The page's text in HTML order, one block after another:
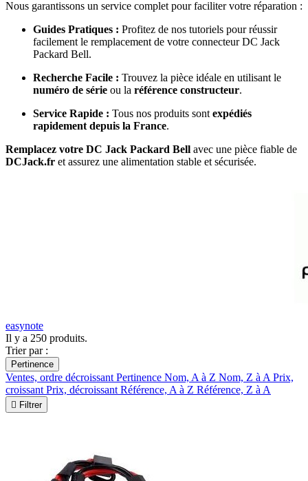
Nous garantissons un service complet pour faciliter votre réparation :
Guides Pratiques : Profitez de nos tutoriels pour réussir
facilement le remplacement de votre connecteur DC Jack
Packard Bell.
Recherche Facile : Trouvez la pièce idéale en utilisant le
numéro de série ou la référence constructeur.
Service Rapide : Tous nos produits sont expédiés
rapidement depuis la France.
Remplacez votre DC Jack Packard Bell avec une pièce fiable de
DCJack.fr et assurez une alimentation stable et sécurisée.
easynote
Il y a 250 produits.
Trier par :
Pertinence
Ventes, ordre décroissant Pertinence Nom, A à Z Nom, Z à A Prix,
croissant Prix, décroissant Référence, A à Z Référence, Z à A
 Filtrer